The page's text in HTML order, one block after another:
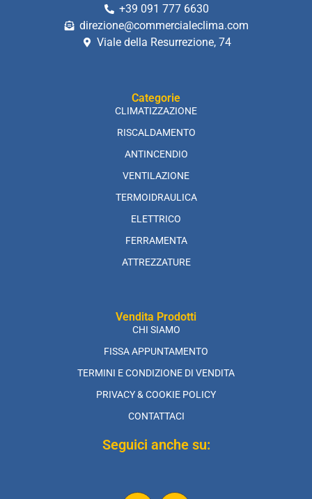
+39 091 777 6630
direzione@commercialeclima.com
Viale della Resurrezione, 74
Categorie
CLIMATIZZAZIONE
RISCALDAMENTO
ANTINCENDIO
VENTILAZIONE
TERMOIDRAULICA
ELETTRICO
FERRAMENTA
ATTREZZATURE
Vendita Prodotti
CHI SIAMO
FISSA APPUNTAMENTO
TERMINI E CONDIZIONE DI VENDITA
PRIVACY & COOKIE POLICY
CONTATTACI
Seguici anche su: